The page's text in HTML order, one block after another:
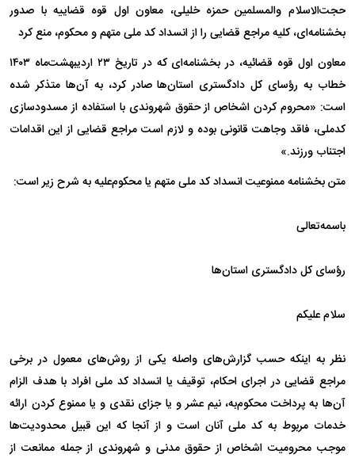
حجت‌الاسلام والمسلمین حمزه خلیلی، معاون اول قوه قضاییه با صدور
بخشنامه‌ای، کلیه مراجع قضایی را از انسداد کد ملی متهم و محکوم، منع کرد
معاون اول قوه قضائیه، در بخشنامه‌ای که در تاریخ ۲۳ اردیبهشت‌ماه ۱۴۰۳
خطاب به رؤسای کل دادگستری استان‌ها صادر کرد، به آن‌ها متذکر شده
است: «محروم کردن اشخاص از حقوق شهروندی با استفاده از مسدودسازی
کدملی، فاقد وجاهت قانونی بوده و لازم است مراجع قضایی از این اقدامات
اجتناب ورزند.»
متن بخشنامه ممنوعیت انسداد کد ملی متهم یا محکوم‌علیه به شرح زیر است:
باسمه‌تعالی
رؤسای کل دادگستری استان‌ها
سلام علیکم
نظر به اینکه حسب گزارش‌های واصله یکی از روش‌های معمول در برخی
مراجع قضایی در اجرای احکام، توقیف یا انسداد کد ملی افراد با هدف الزام
آن‌ها به پرداخت محکوم‌به، نیم عشر و یا جزای نقدی و یا ممنوع کردن ارائه
خدمات مربوط به کد ملی آنان است و از آنجا که این قبیل محدودیت‌ها
موجب محرومیت اشخاص از حقوق مدنی و شهروندی از جمله ممانعت از